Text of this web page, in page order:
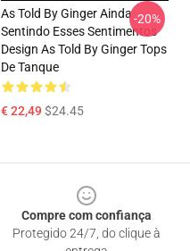
As Told By Ginger Ainda
Sentindo Esses Sentimentos
Design As Told By Ginger Tops
De Tanque
€ 22,49$24.45
-20%
Compre com confiança
Protegido 24/7, do clique à